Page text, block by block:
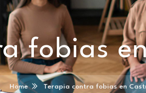
fobias
Home Terapia contra fobias en